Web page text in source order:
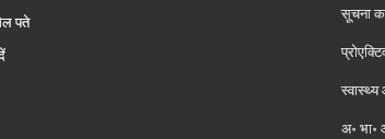
पते
सूचना
अ॰